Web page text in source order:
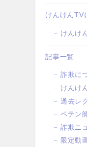
けんけんTV
けんけ
記事一覧
詐欺に
けんけ
過去レ
ペテン
詐欺ニ
限定動